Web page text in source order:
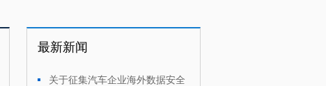
最新新闻
关于征集汽车企业海外数据安全